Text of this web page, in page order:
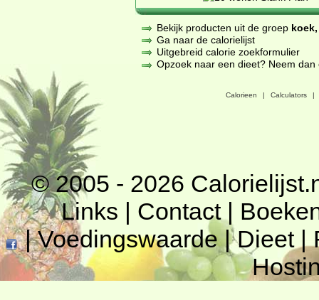
Bekijk producten uit de groep
Ga naar de calorielijst
Uitgebreid calorie zoekformulier
Opzoek naar een dieet? Neem
Calorieen | Calculators |
© 2005 - 2026
Links | Contact|
|Voedingswaarde|Dieet|